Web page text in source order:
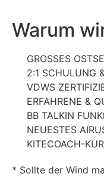
Warum
GROSSES
2:1 SCHULUNG
VDWS
ERFAHRENE &
BB TALKIN
NEUESTES
KITECOACH-
* Sollte der Wind